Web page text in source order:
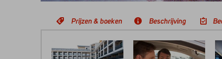
Prijzen & boeken Beschrijving